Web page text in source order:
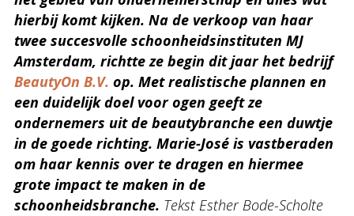
hierbij komt kijken. Na de verkoop van haar
twee succesvolle schoonheidsinstituten MJ
Amsterdam, richtte ze begin dit jaar het bedrijf
BeautyOn B.V. op. Met realistische plannen en
een duidelijk doel voor ogen geeft ze
ondernemers uit de beautybranche een duwtje
in de goede richting. Marie-José is vastberaden
om haar kennis over te dragen en hiermee
grote impact te maken in de
schoonheidsbranche. Tekst Esther Bode-Scholte